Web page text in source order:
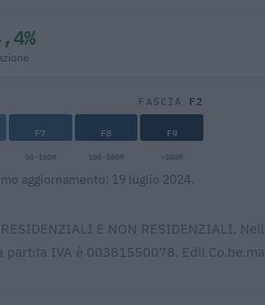
FASCIA F2
F7 F8 F9
50-100M 100-500M >500M
aggiornamento: 19 luglio 2024.
E NON RESIDENZIALI.
IVA è 00381550078. Edil